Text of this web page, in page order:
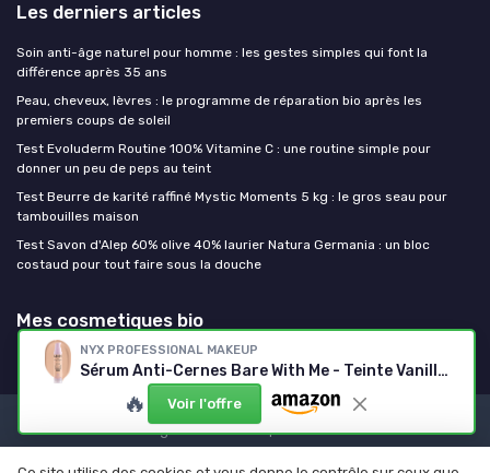
NYX PROFESSIONAL MAKEUP
Sérum Anti-Cernes Bare With Me - Teinte Vanilla (03)
🔥 Voir l'offre
Les derniers articles
Soin anti-âge naturel pour homme : les gestes simples qui font la
différence après 35 ans
Peau, cheveux, lèvres : le programme de réparation bio après les
premiers coups de soleil
Test Evoluderm Routine 100% Vitamine C : une routine simple pour
donner un peu de peps au teint
Test Beurre de karité raffiné Mystic Moments 5 kg : le gros seau pour
tambouilles maison
Test Savon d'Alep 60% olive 40% laurier Natura Germania : un bloc
costaud pour tout faire sous la douche
Mes cosmetiques bio
Mentions légales
Politique de confidentialité